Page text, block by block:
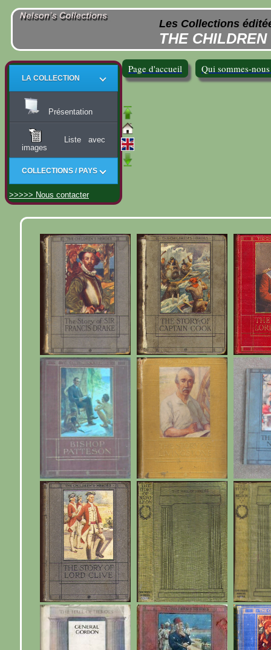
Les Collections
THE
LA COLLECTION
Présentation
Liste avec
images
COLLECTIONS / PAYS
>>>>> Nous contacter
Page d'accueil Qui sommes-